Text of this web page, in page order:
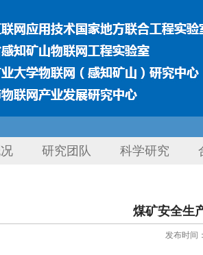
研究团队 科学研究
煤矿安全生
发布时间